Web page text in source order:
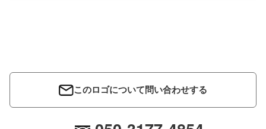
このロゴについて問い合わせする